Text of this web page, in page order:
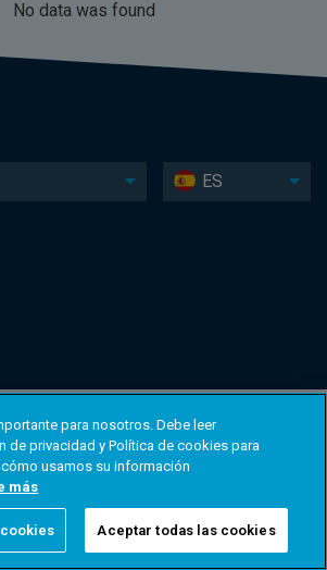
No data was found
ES
para nosotros. Debe leer
de privacidad y Política de cookies para
usamos su información
más
Aceptar todas las cookies